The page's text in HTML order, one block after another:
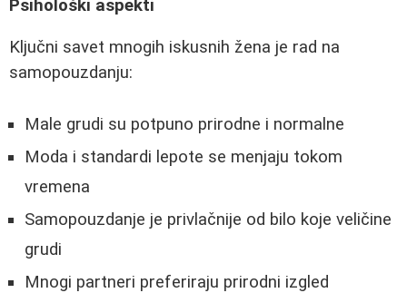
Psihološki aspekti
Ključni savet mnogih iskusnih žena je rad na
samopouzdanju:
Male grudi su potpuno prirodne i normalne
Moda i standardi lepote se menjaju tokom
vremena
Samopouzdanje je privlačnije od bilo koje veličine
grudi
Mnogi partneri preferiraju prirodni izgled